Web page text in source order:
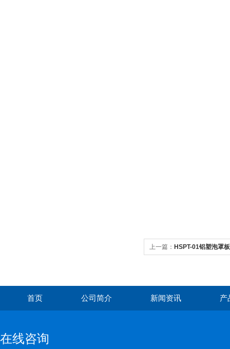
上一篇： HSPT-01铝塑泡罩
首页 公司简介 新闻资讯 产
在线咨询